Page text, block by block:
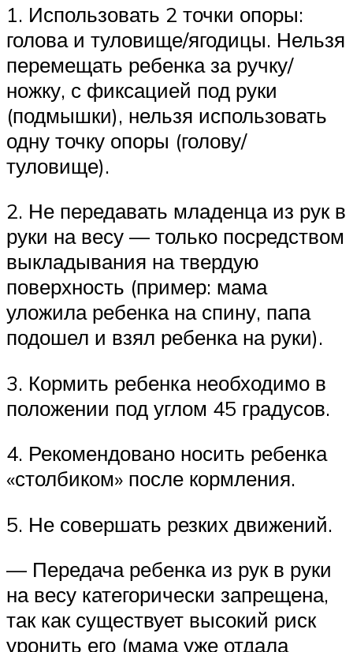
1. Использовать 2 точки опоры:
голова и туловище/ягодицы. Нельзя
перемещать ребенка за ручку/
ножку, с фиксацией под руки
(подмышки), нельзя использовать
одну точку опоры (голову/
туловище).
2. Не передавать младенца из рук в
руки на весу — только посредством
выкладывания на твердую
поверхность (пример: мама
уложила ребенка на спину, папа
подошел и взял ребенка на руки).
3. Кормить ребенка необходимо в
положении под углом 45 градусов.
4. Рекомендовано носить ребенка
«столбиком» после кормления.
5. Не совершать резких движений.
— Передача ребенка из рук в руки
на весу категорически запрещена,
так как существует высокий риск
уронить его (мама уже отдала